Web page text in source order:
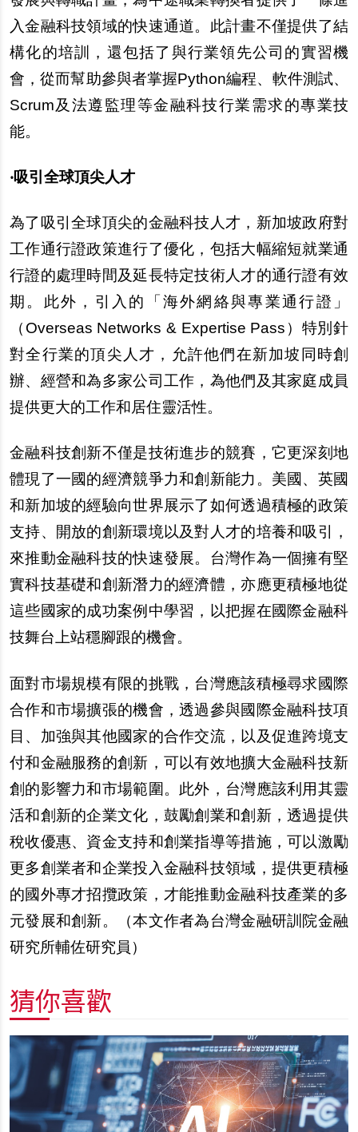
入金融科技領域的快速通道。此計畫不僅提供了結
構化的培訓，還包括了與行業領先公司的實習機
會，從而幫助參與者掌握Python編程、軟件測試、
Scrum及法遵監理等金融科技行業需求的專業技
能。
‧吸引全球頂尖人才
為了吸引全球頂尖的金融科技人才，新加坡政府對
工作通行證政策進行了優化，包括大幅縮短就業通
行證的處理時間及延長特定技術人才的通行證有效
期。此外，引入的「海外網絡與專業通行證」
（Overseas Networks & Expertise Pass）特別針
對全行業的頂尖人才，允許他們在新加坡同時創
辦、經營和為多家公司工作，為他們及其家庭成員
提供更大的工作和居住靈活性。
金融科技創新不僅是技術進步的競賽，它更深刻地
體現了一國的經濟競爭力和創新能力。美國、英國
和新加坡的經驗向世界展示了如何透過積極的政策
支持、開放的創新環境以及對人才的培養和吸引，
來推動金融科技的快速發展。台灣作為一個擁有堅
實科技基礎和創新潛力的經濟體，亦應更積極地從
這些國家的成功案例中學習，以把握在國際金融科
技舞台上站穩腳跟的機會。
面對市場規模有限的挑戰，台灣應該積極尋求國際
合作和市場擴張的機會，透過參與國際金融科技項
目、加強與其他國家的合作交流，以及促進跨境支
付和金融服務的創新，可以有效地擴大金融科技新
創的影響力和市場範圍。此外，台灣應該利用其靈
活和創新的企業文化，鼓勵創業和創新，透過提供
稅收優惠、資金支持和創業指導等措施，可以激勵
更多創業者和企業投入金融科技領域，提供更積極
的國外專才招攬政策，才能推動金融科技產業的多
元發展和創新。（本文作者為台灣金融研訓院金融
研究所輔佐研究員 ）
猜你喜歡